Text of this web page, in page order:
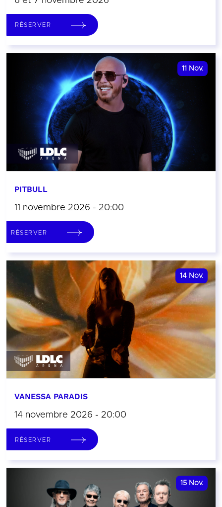
RÉSERVER
11 Nov.
PITBULL
11 novembre 2026 - 20:00
RÉSERVER
14 Nov.
VANESSA PARADIS
14 novembre 2026 - 20:00
RÉSERVER
15 Nov.